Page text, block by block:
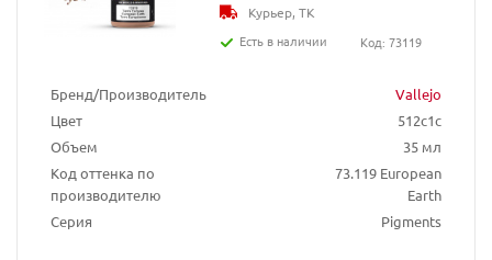
Бренд/Производитель
Vallejo
Цвет
512c1c
Объем
35 мл
Код оттенка по
производителю
73.119 European
Earth
Серия
Pigments
Курьер, ТК
Есть в наличии
Код: 73119